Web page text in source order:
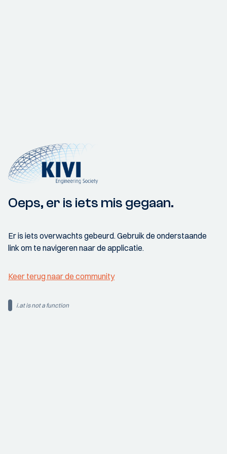
Oeps, er is iets mis gegaan.
Er is iets overwachts gebeurd. Gebruik de onderstaande
link om te navigeren naar de applicatie.
Keer terug naar de community
i.at is not a function